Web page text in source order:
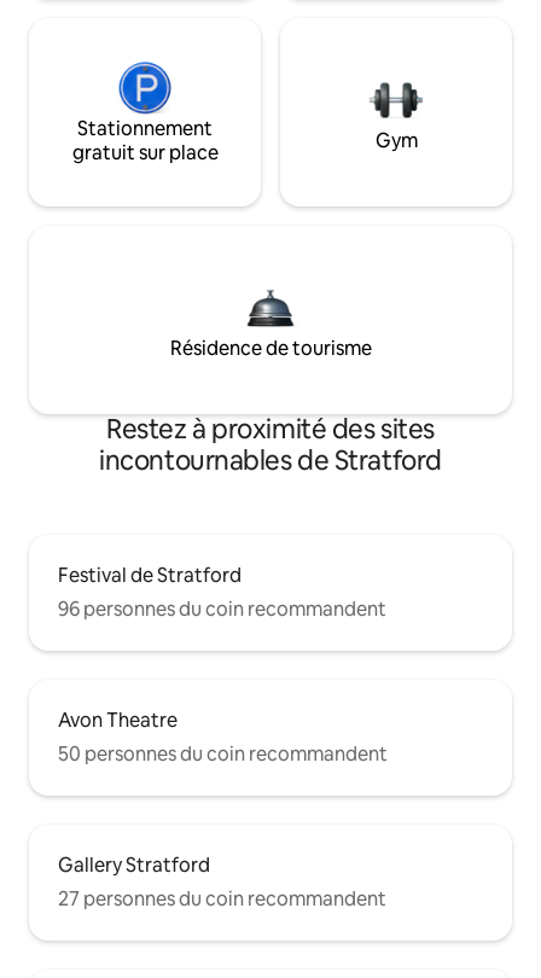
Stationnement
gratuit sur place
Gym
Résidence de tourisme
Restez à proximité des sites
incontournables de Stratford
Festival de Stratford
96 personnes du coin recommandent
Avon Theatre
50 personnes du coin recommandent
Gallery Stratford
27 personnes du coin recommandent